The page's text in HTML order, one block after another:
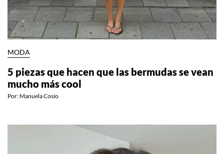
MODA
5 piezas que hacen que las bermudas se vean
mucho más cool
Por: Manuela Cosío